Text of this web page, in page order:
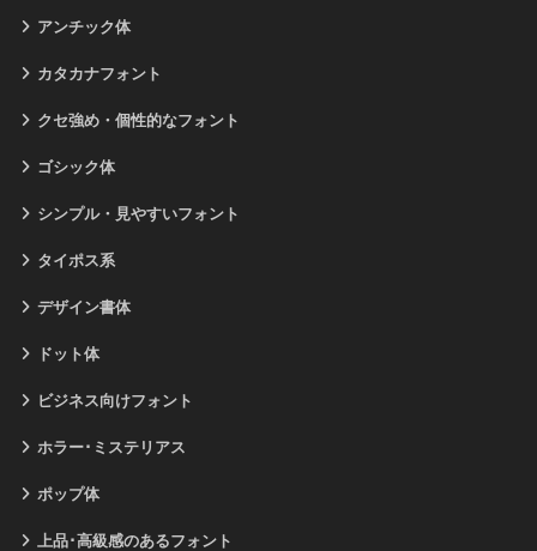
アンチック体
カタカナフォント
クセ強め・個性的なフォント
ゴシック体
シンプル・見やすいフォント
タイポス系
デザイン書体
ドット体
ビジネス向けフォント
ホラー･ミステリアス
ポップ体
上品･高級感のあるフォント